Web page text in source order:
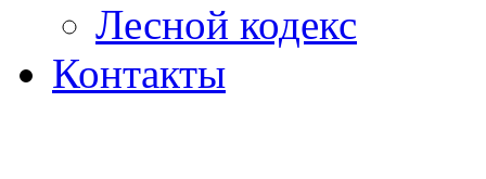
Лесной кодекс
Контакты